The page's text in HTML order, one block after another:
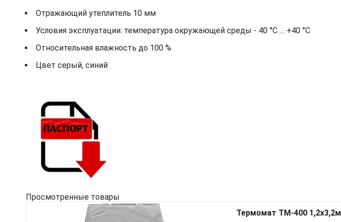
Отражающий утеплитель 10 мм
Условия эксплуатации: температура окружающей среды - 40 °С … +40 °С
Относительная влажность до 100 %
Цвет серый, синий
Просмотренные товары
Термомат ТМ-400 1,2x3,2м